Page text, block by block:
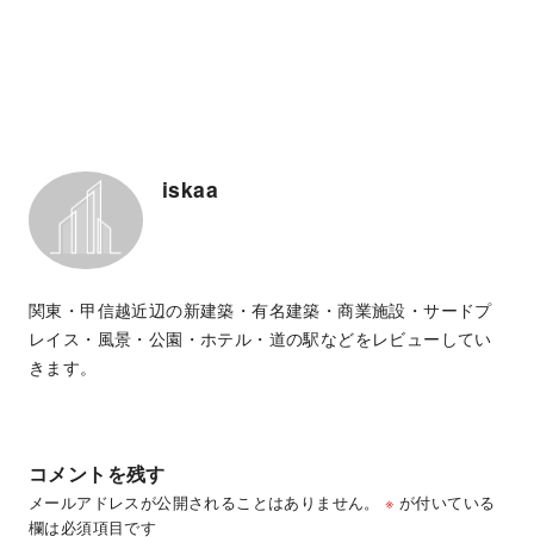
iskaa
関東・甲信越近辺の新建築・有名建築・商業施設・サードプ
レイス・風景・公園・ホテル・道の駅などをレビューしてい
きます。
コメントを残す
メールアドレスが公開されることはありません。 ※ が付いている
欄は必須項目です